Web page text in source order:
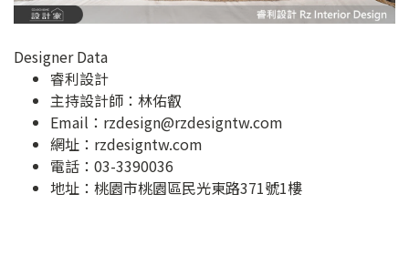
Designer Data
睿利設計
主持設計師：林佑叡
Email： rzdesign@rzdesigntw.com
網址： rzdesigntw.com
電話：03-3390036
地址： 桃園市桃園區民光東路371號1樓